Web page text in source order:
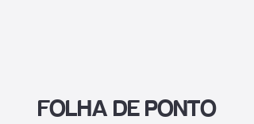
FOLHA DE PONTO